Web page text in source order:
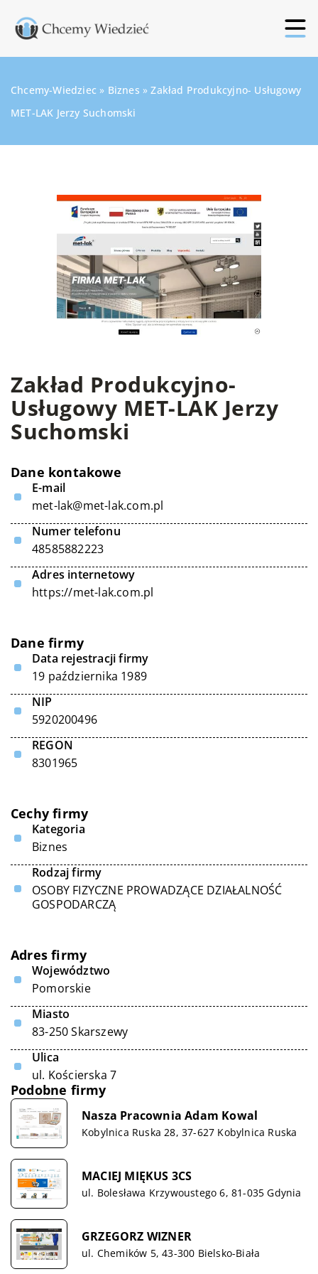
Chcemy-Wiedziec » Biznes »Zakład Produkcyjno- Usługowy
MET-LAK Jerzy Suchomski
Zakład Produkcyjno-
Usługowy MET-LAK Jerzy
Suchomski
Dane kontakowe
E-mail
met-lak@met-lak.com.pl
Numer telefonu
48585882223
Adres internetowy
https://met-lak.com.pl
Dane firmy
Data rejestracji firmy
19 października 1989
NIP
5920200496
REGON
8301965
Cechy firmy
Kategoria
Biznes
Rodzaj firmy
OSOBY FIZYCZNE PROWADZĄCE DZIAŁALNOŚĆ
GOSPODARCZĄ
Adres firmy
Województwo
Pomorskie
Miasto
83-250 Skarszewy
Ulica
ul. Kościerska 7
Podobne firmy
Nasza Pracownia Adam Kowal
Kobylnica Ruska 28, 37-627 Kobylnica Ruska
MACIEJ MIĘKUS 3CS
ul. Bolesława Krzywoustego 6, 81-035 Gdynia
GRZEGORZ WIZNER
ul. Chemików 5, 43-300 Bielsko-Biała